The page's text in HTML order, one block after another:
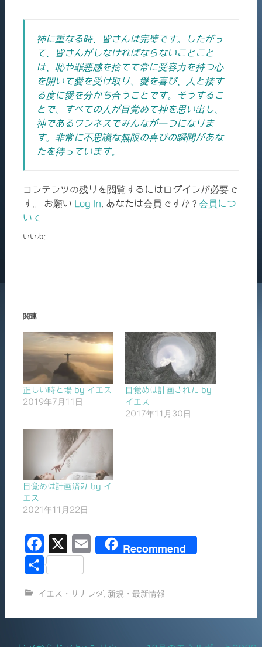
神に重なる時、皆さんは完璧です。したがっ
て、皆さんがしなければならないことこと
は、恥や罪悪感を捨てて常に受容力を持つ心
を開いて愛を受け取り、愛を喜び、人と接す
る度に愛を分かち合うことです。そうするこ
とで、すべての人が目覚めて神を思い出し、
神であるワンネスでみんなが一つになりま
す。非常に不思議な無限の喜びの瞬間があな
たを待っています。
コンテンツの残りを閲覧するにはログインが必要で
す。 お願い Log In . あなたは会員ですか ? 会員につ
いて
いいね:
関連
正しい時と場 by イエス
2019年7月11日
目覚めは計画された by
イエス
2017年11月30日
目覚めは計画済み by イ
エス
2021年11月22日
F
a
e
b
X
E
l
Recommend
共
イエス・サナンダ, 新規・最新情報